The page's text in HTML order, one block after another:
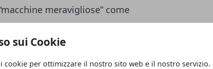
sui Cookie
cookie per ottimizzare il nostro sito web e il nostro servizio.
meravigliose” come